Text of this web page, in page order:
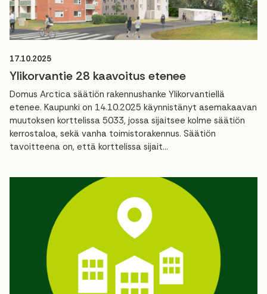
17.10.2025
Ylikorvantie 28 kaavoitus etenee
Domus Arctica säätiön rakennushanke Ylikorvantiellä
etenee. Kaupunki on 14.10.2025 käynnistänyt asemakaavan
muutoksen korttelissa 5033, jossa sijaitsee kolme säätiön
kerrostaloa, sekä vanha toimistorakennus. Säätiön
tavoitteena on, että korttelissa sijait...